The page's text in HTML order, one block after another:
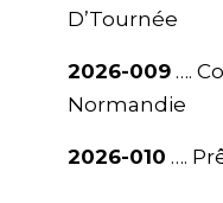
D’Tournée
2026-009 ….
Normandie
2026-010 ….